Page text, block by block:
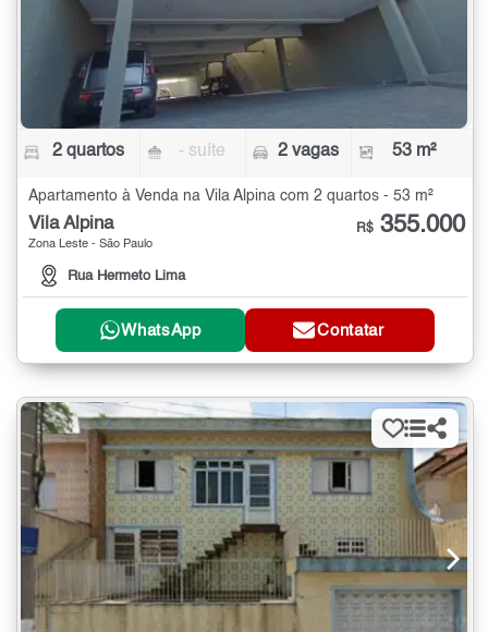
2 quartos - suíte 2 vagas 53 m²
Apartamento à Venda na Vila Alpina com 2 quartos - 53 m²
Vila Alpina
Zona Leste - São Paulo
Rua Hermeto Lima
R$ 355.000
WhatsApp Contatar